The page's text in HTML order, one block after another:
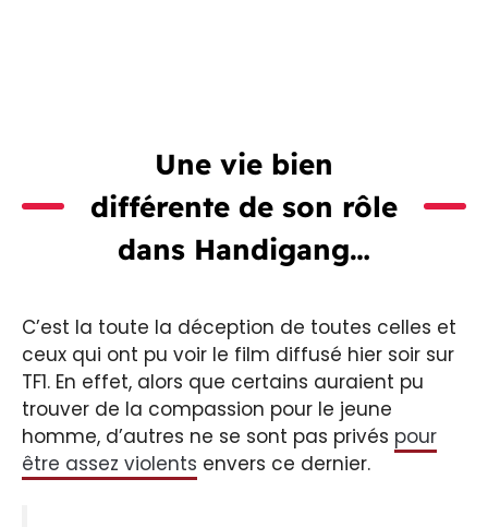
Une vie bien
différente de son rôle
dans Handigang…
C’est la toute la déception de toutes celles et
ceux qui ont pu voir le film diffusé hier soir sur
TF1. En effet, alors que certains auraient pu
trouver de la compassion pour le jeune
homme, d’autres ne se sont pas privés pour
être assez violents envers ce dernier.